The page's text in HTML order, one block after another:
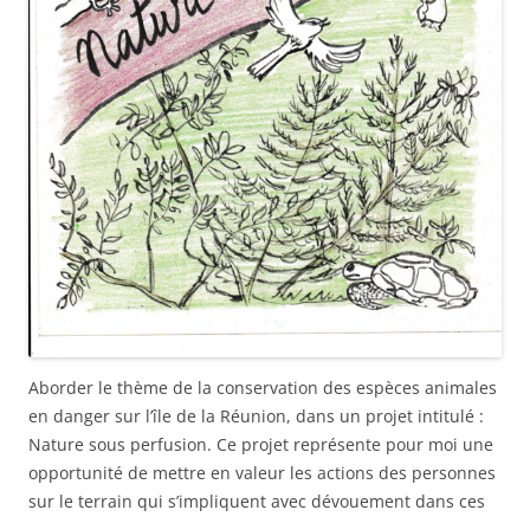
Aborder le thème de la conservation des espèces animales
en danger sur l’île de la Réunion, dans un projet intitulé :
Nature sous perfusion. Ce projet représente pour moi une
opportunité de mettre en valeur les actions des personnes
sur le terrain qui s’impliquent avec dévouement dans ces